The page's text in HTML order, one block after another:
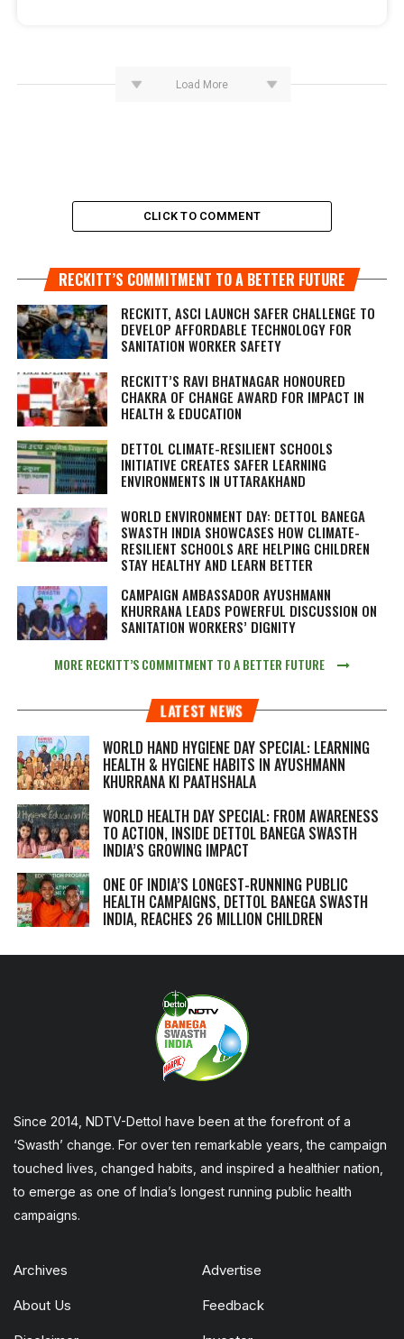
Load More
CLICK TO COMMENT
RECKITT’S COMMITMENT TO A BETTER FUTURE
RECKITT, ASCI LAUNCH SAFER CHALLENGE TO
DEVELOP AFFORDABLE TECHNOLOGY FOR
SANITATION WORKER SAFETY
RECKITT’S RAVI BHATNAGAR HONOURED
CHAKRA OF CHANGE AWARD FOR IMPACT IN
HEALTH & EDUCATION
DETTOL CLIMATE-RESILIENT SCHOOLS
INITIATIVE CREATES SAFER LEARNING
ENVIRONMENTS IN UTTARAKHAND
WORLD ENVIRONMENT DAY: DETTOL BANEGA
SWASTH INDIA SHOWCASES HOW CLIMATE-
RESILIENT SCHOOLS ARE HELPING CHILDREN
STAY HEALTHY AND LEARN BETTER
CAMPAIGN AMBASSADOR AYUSHMANN
KHURRANA LEADS POWERFUL DISCUSSION ON
SANITATION WORKERS’ DIGNITY
MORE RECKITT’S COMMITMENT TO A BETTER FUTURE
LATEST NEWS
WORLD HAND HYGIENE DAY SPECIAL: LEARNING
HEALTH & HYGIENE HABITS IN AYUSHMANN
KHURRANA KI PAATHSHALA
WORLD HEALTH DAY SPECIAL: FROM AWARENESS
TO ACTION, INSIDE DETTOL BANEGA SWASTH
INDIA’S GROWING IMPACT
ONE OF INDIA’S LONGEST-RUNNING PUBLIC
HEALTH CAMPAIGNS, DETTOL BANEGA SWASTH
INDIA, REACHES 26 MILLION CHILDREN
Since 2014, NDTV-Dettol have been at the forefront of a
‘Swasth’ change. For over ten remarkable years, the campaign
touched lives, changed habits, and inspired a healthier nation,
to emerge as one of India’s longest running public health
campaigns.
Archives Advertise
About Us Feedback